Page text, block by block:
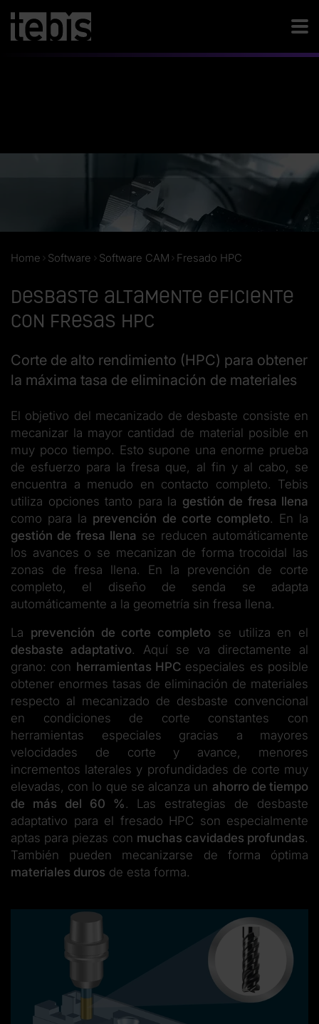
Home Software Software CAM Fresado HPC
Desbaste altamente eficiente
con fresas HPC
Corte de alto rendimiento (HPC) para obtener
la máxima tasa de eliminación de materiales
El objetivo del mecanizado de desbaste consiste en
mecanizar la mayor cantidad de material posible en
muy poco tiempo. Esto supone una enorme prueba
de esfuerzo para la fresa que, al fin y al cabo, se
encuentra a menudo en contacto completo. Tebis
utiliza opciones tanto para la gestión de fresa llena
como para la prevención de corte completo. En la
gestión de fresa llena se reducen automáticamente
los avances o se mecanizan de forma trocoidal las
zonas de fresa llena. En la prevención de corte
completo, el diseño de senda se adapta
automáticamente a la geometría sin fresa llena.
La prevención de corte completo se utiliza en el
desbaste adaptativo. Aquí se va directamente al
grano: con herramientas HPC especiales es posible
obtener enormes tasas de eliminación de materiales
respecto al mecanizado de desbaste convencional
en condiciones de corte constantes con
herramientas especiales gracias a mayores
velocidades de corte y avance, menores
incrementos laterales y profundidades de corte muy
elevadas, con lo que se alcanza un ahorro de tiempo
de más del 60 %. Las estrategias de desbaste
adaptativo para el fresado HPC son especialmente
aptas para piezas con muchas cavidades profundas.
También pueden mecanizarse de forma óptima
materiales duros de esta forma.